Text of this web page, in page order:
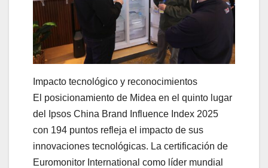
Impacto tecnológico y reconocimientos
El posicionamiento de Midea en el quinto lugar
del Ipsos China Brand Influence Index 2025
con 194 puntos refleja el impacto de sus
innovaciones tecnológicas. La certificación de
Euromonitor International como líder mundial